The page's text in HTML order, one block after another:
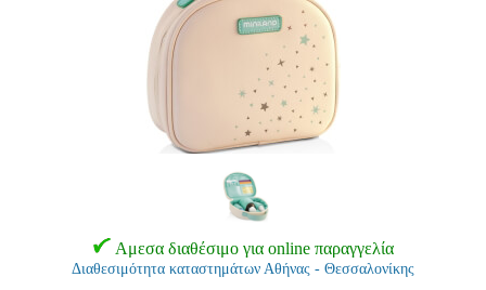
Αμεσα διαθέσιμο για online παραγγελία
Διαθεσιμότητα καταστημάτων Αθήνας - Θεσσαλονίκης